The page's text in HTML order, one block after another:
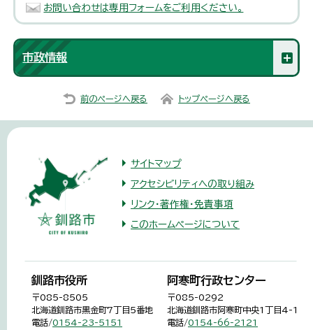
お問い合わせは専用フォームをご利用ください。
市政情報
前のページへ戻る トップページへ戻る
サイトマップ
アクセシビリティへの取り組み
リンク・著作権・免責事項
このホームページについて
釧路市役所
〒085-8505
北海道釧路市黒金町7丁目5番地
電話/0154-23-5151
阿寒町行政センター
〒085-0292
北海道釧路市阿寒町中央1丁目4-1
電話/0154-66-2121